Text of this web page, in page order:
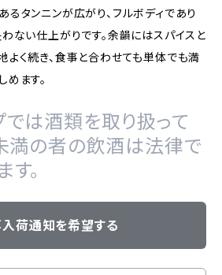
タンニンが広がり、フルボディであり
ない仕上がりです。余韻にはスパイスと
く続き、食事と合わせても単体でも満
ます。
では酒類を取り扱って
満の者の飲酒は法律で
。
荷通知を希望する